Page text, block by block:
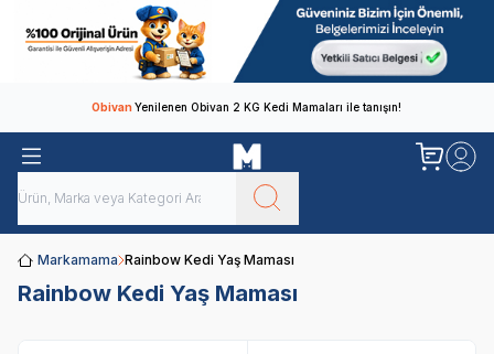
ObivanYenilenen Obivan 2 KG Kedi Mamaları ile tanışın!
Markamama Rainbow Kedi Yaş Maması
Rainbow Kedi Yaş Maması